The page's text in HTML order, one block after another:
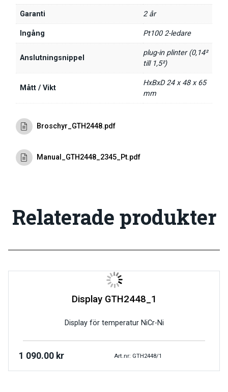
Garanti 2 år
Ingång Pt100 2-ledare
Anslutningsnippel
plug-in plinter (0,14²
till 1,5²)
Mått / Vikt
HxBxD 24 x 48 x 65
mm
Broschyr_GTH2448.pdf
Manual_GTH2448_2345_Pt.pdf
Relaterade produkter
Display GTH2448_1
Display för temperatur NiCr-Ni
1 090.00 kr Art.nr: GTH2448/1